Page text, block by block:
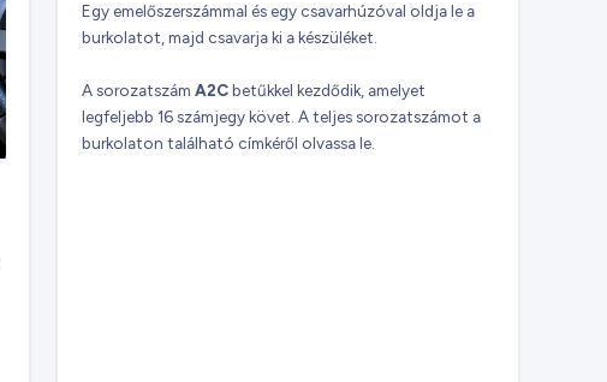
Egy emelőszerszámmal és egy csavarhúzóval oldja le a
burkolatot, majd csavarja ki a készüléket.
A sorozatszám A2Cbetűkkel kezdődik, amelyet
legfeljebb 16 számjegy követ. A teljes sorozatszámot a
burkolaton található címkéről olvassa le.